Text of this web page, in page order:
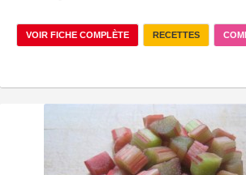
VOIR FICHE COMPLÈTE RECETTES